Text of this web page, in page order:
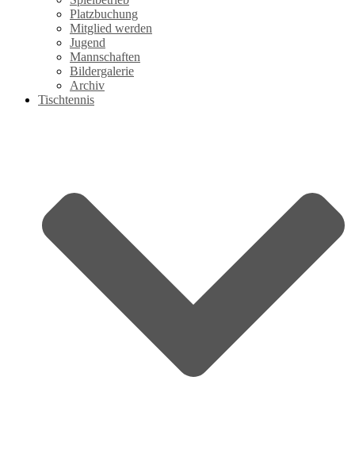
Platzbuchung
Mitglied werden
Jugend
Mannschaften
Bildergalerie
Archiv
Tischtennis